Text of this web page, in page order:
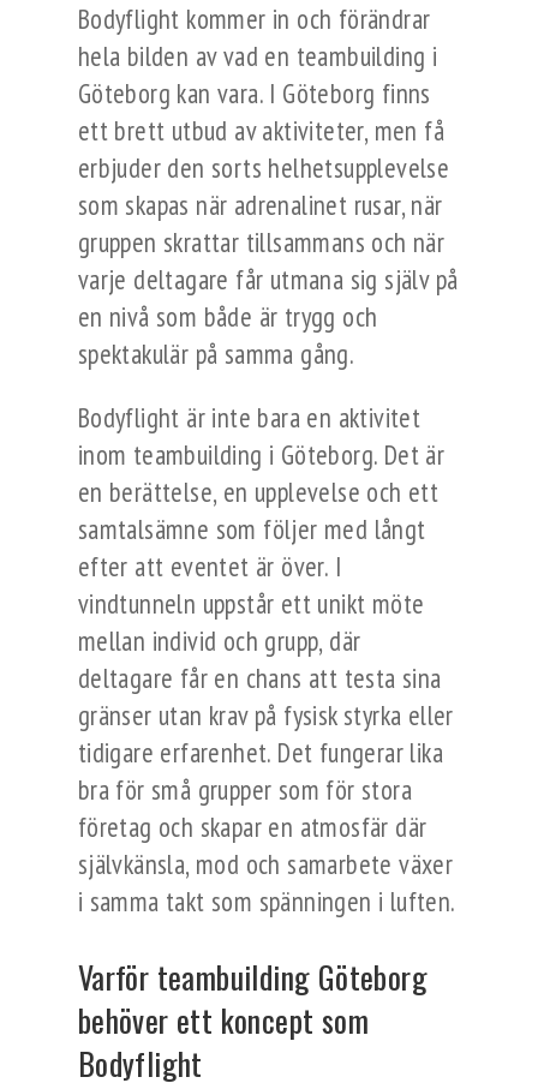
Bodyflight kommer in och förändrar
hela bilden av vad en teambuilding i
Göteborg kan vara. I Göteborg finns
ett brett utbud av aktiviteter, men få
erbjuder den sorts helhetsupplevelse
som skapas när adrenalinet rusar, när
gruppen skrattar tillsammans och när
varje deltagare får utmana sig själv på
en nivå som både är trygg och
spektakulär på samma gång.
Bodyflight är inte bara en aktivitet
inom teambuilding i Göteborg. Det är
en berättelse, en upplevelse och ett
samtalsämne som följer med långt
efter att eventet är över. I
vindtunneln uppstår ett unikt möte
mellan individ och grupp, där
deltagare får en chans att testa sina
gränser utan krav på fysisk styrka eller
tidigare erfarenhet. Det fungerar lika
bra för små grupper som för stora
företag och skapar en atmosfär där
självkänsla, mod och samarbete växer
i samma takt som spänningen i luften.
Varför teambuilding Göteborg
behöver ett koncept som
Bodyflight